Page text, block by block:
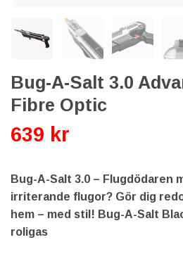
Bug-A-Salt 3.0
Fibre Optic
639 kr
Bug-A-Salt 3.0 – Flugdödaren
irriterande flugor? Gör dig
hem – med stil! Bug-A-Salt
roligas